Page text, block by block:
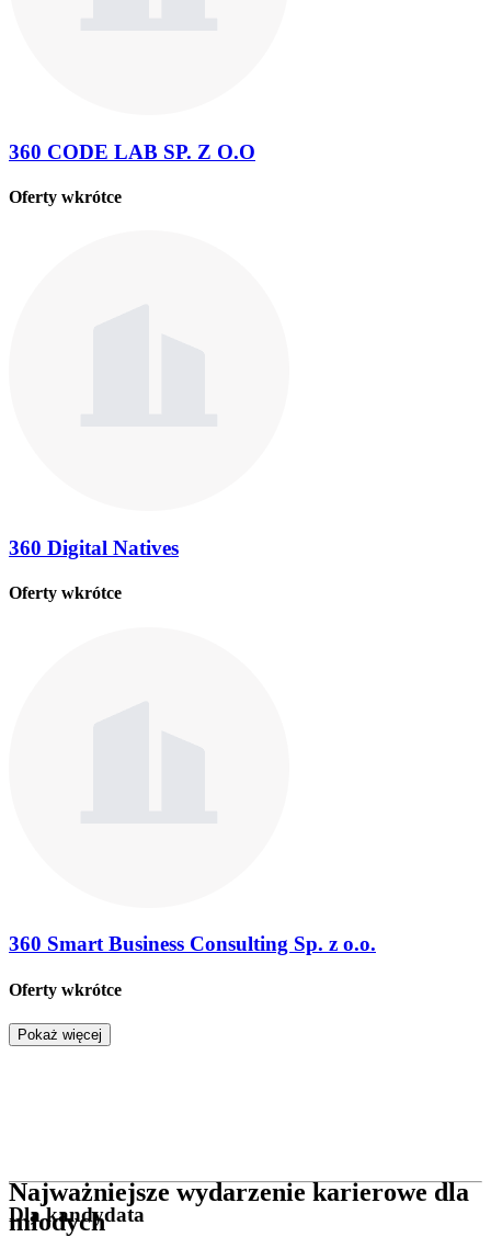
360 CODE LAB SP. Z O.O
Oferty wkrótce
360 Digital Natives
Oferty wkrótce
360 Smart Business Consulting Sp. z o.o.
Oferty wkrótce
Pokaż więcej
Najważniejsze wydarzenie karierowe dla
młodych
Dla kandydata